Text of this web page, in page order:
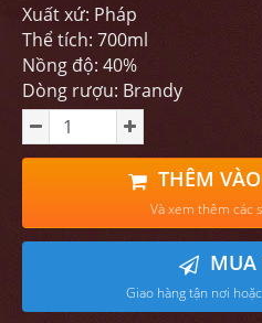
Xuất xứ: Pháp
Thể tích: 700ml
Nồng độ: 40%
Dòng rượu: Brandy
THÊM
Và xem thêm các
MUA
Giao hàng tận nơi